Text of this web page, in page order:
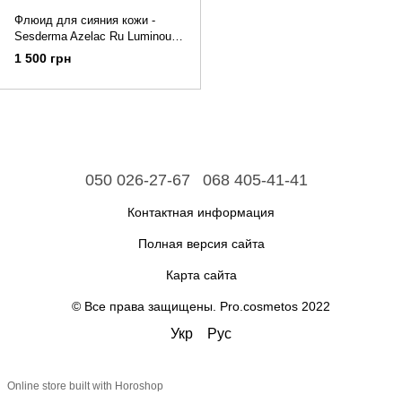
Флюид для сияния кожи -
Sesderma Azelac Ru Luminous
fluid cream SPF 50, 50ml
1 500 грн
050 026-27-67 068 405-41-41
Контактная информация
Полная версия сайта
Карта сайта
© Все права защищены. Pro.cosmetos 2022
Укр Рус
Online store built with Horoshop